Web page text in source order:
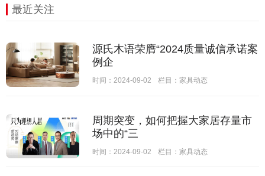
最近关注
源氏木语荣膺“2024质量诚信承诺案
例企
时间：2024-09-02 栏目： 家具动态
周期突变，如何把握大家居存量市
场中的“三
时间：2024-09-02 栏目： 家具动态